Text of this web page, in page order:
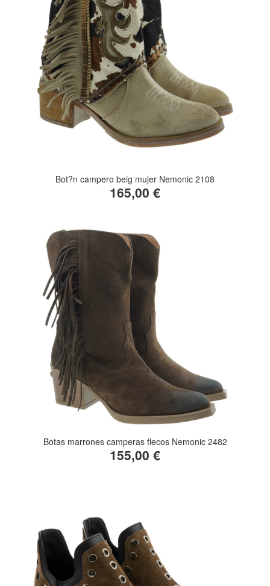
Bot?n campero beig mujer Nemonic 2108
165,00 €
Botas marrones camperas flecos Nemonic 2482
155,00 €